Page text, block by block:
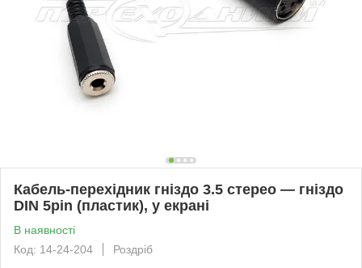
Кабель-перехідник гніздо 3.5 стерео — гніздо
DIN 5pin (пластик), у екрані
В наявності
Код: 14-24-204
Роздріб